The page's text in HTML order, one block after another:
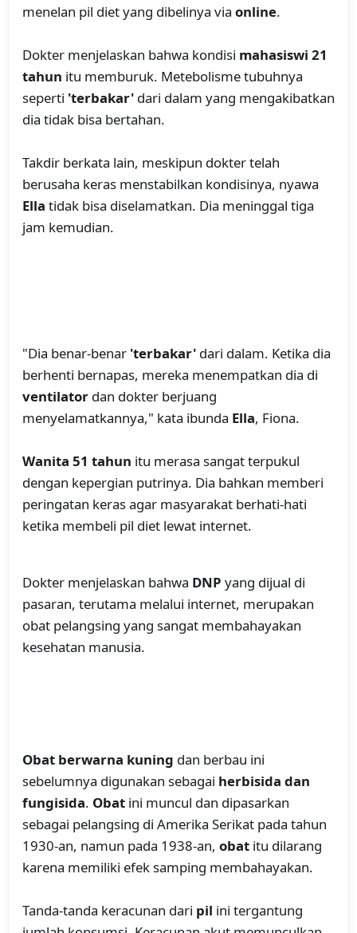
menelan pil diet yang dibelinya via online.
Dokter menjelaskan bahwa kondisi mahasiswi 21
tahun itu memburuk. Metebolisme tubuhnya
seperti 'terbakar' dari dalam yang mengakibatkan
dia tidak bisa bertahan.
Takdir berkata lain, meskipun dokter telah
berusaha keras menstabilkan kondisinya, nyawa
Ella tidak bisa diselamatkan. Dia meninggal tiga
jam kemudian.
"Dia benar-benar 'terbakar' dari dalam. Ketika dia
berhenti bernapas, mereka menempatkan dia di
ventilator dan dokter berjuang
menyelamatkannya," kata ibunda Ella, Fiona.
Wanita 51 tahun itu merasa sangat terpukul
dengan kepergian putrinya. Dia bahkan memberi
peringatan keras agar masyarakat berhati-hati
ketika membeli pil diet lewat internet.
Dokter menjelaskan bahwa DNP yang dijual di
pasaran, terutama melalui internet, merupakan
obat pelangsing yang sangat membahayakan
kesehatan manusia.
Obat berwarna kuning dan berbau ini
sebelumnya digunakan sebagai herbisida dan
fungisida. Obat ini muncul dan dipasarkan
sebagai pelangsing di Amerika Serikat pada tahun
1930-an, namun pada 1938-an, obat itu dilarang
karena memiliki efek samping membahayakan.
Tanda-tanda keracunan dari pil ini tergantung